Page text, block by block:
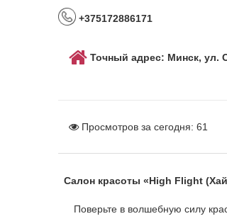
+375172886171
Точный адрес: Минск, ул.
Просмотров за сегодня:61
Салон красоты «High Flight
Поверьте в волшебную силу